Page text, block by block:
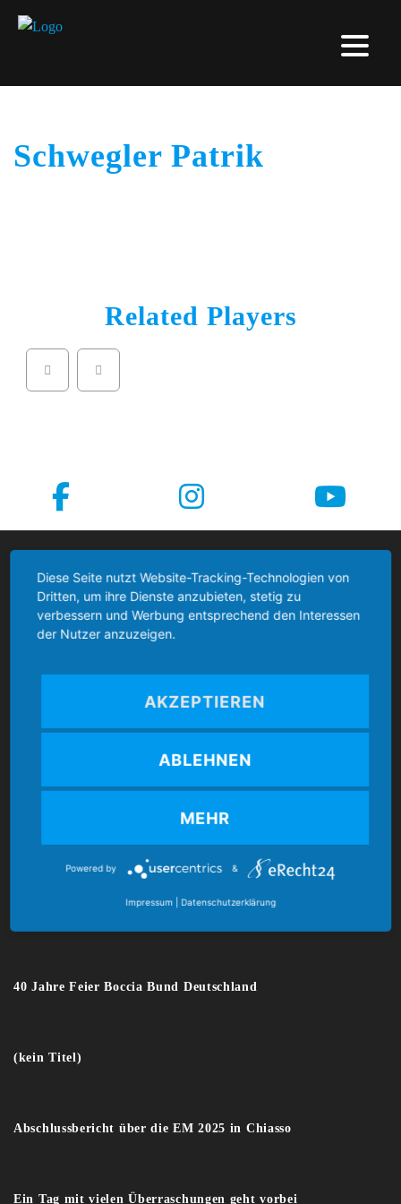
Schwegler Patrik
Related Players
Boccia Bund Deutschland
Boccia Bund Deutschland e.V.
verband@boccia-bund.de
40 Jahre Feier Boccia Bund Deutschland
(kein Titel)
Abschlussbericht über die EM 2025 in Chiasso
Ein Tag mit vielen Überraschungen geht vorbei
Diese Seite nutzt Website-Tracking-Technologien von
Dritten, um ihre Dienste anzubieten, stetig zu
verbessern und Werbung entsprechend den Interessen
der Nutzer anzuzeigen.
AKZEPTIEREN
ABLEHNEN
MEHR
Powered by &
Impressum Datenschutzerklärung